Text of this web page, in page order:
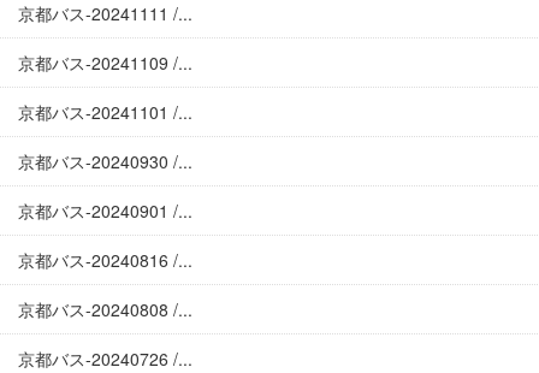
京都バス-20241111 /...
京都バス-20241109 /...
京都バス-20241101 /...
京都バス-20240930 /...
京都バス-20240901 /...
京都バス-20240816 /...
京都バス-20240808 /...
京都バス-20240726 /...